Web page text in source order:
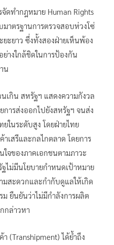
ดทำกฎหมาย Human Rights
มาตรฐานการตรวจสอบห่วงโซ่
ะยาว ซึ่งทั้งสองฝ่ายเห็นพ้อง
างใกล้ชิดในการป้องกัน
น
เกิน สหรัฐฯ แสดงความกังวล
การส่งออกไปยังสหรัฐฯ จนส่ง
ในระดับสูง โดยฝ่ายไทย
เสรีและกลไกตลาด โดยการ
จของภาคเอกชนตามภาวะ
ไม่มีนโยบายกำหนดเป้าหมาย
สะดวกและกำกับดูแลให้เกิด
ม ยืนยันว่าไม่มีกำลังการผลิต
กล่าวหา
(Transhipment) ได้ย้ำถึง